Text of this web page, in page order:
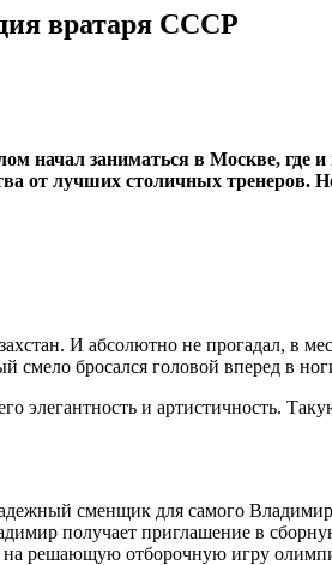
вратаря СССР
заниматься в Москве, где и
от лучших столичных
И абсолютно не прогадал, в
бросался головой вперед в
элегантность и артистичность.
сменщик для самого
получает приглашение в
решающую отборочную игру